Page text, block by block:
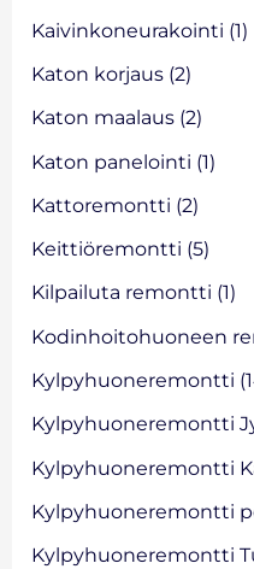
Kaivinkoneurakointi (1)
Katon korjaus (2)
Katon maalaus (2)
Katon panelointi (1)
Kattoremontti (2)
Keittiöremontti (5)
Kilpailuta remontti (1)
Kodinhoitohuoneen
Kylpyhuoneremontti
Kylpyhuoneremontti
Kylpyhuoneremontti
Kylpyhuoneremontti
Kylpyhuoneremontti